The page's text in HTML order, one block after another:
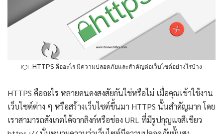
HTTPS คืออะไร มีความปลอดภัยและสำคัญต่อเว็บไซต์อย่างไรบ้าง
HTTPS คืออะไร หลายคนคงสงสัยกันใช่หรือไม่ เมื่อคุณเข้าใช้งาน
เว็บไซต์ต่าง ๆ หรือสร้างเว็บไซต์ขึ้นมา HTTPS นั้นสำคัญมาก โดย
เราสามารถสังเกตได้จากลิงก์หรือช่อง URL ที่มีรูปกุญแจสีเขียว